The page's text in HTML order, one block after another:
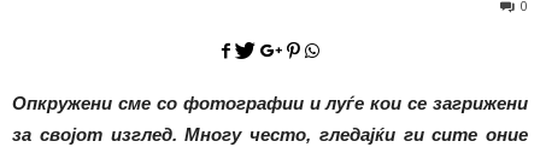
0
Опкружени сме со фотографии и луѓе кои се загрижени
за својот изглед. Многу често, гледајќи ги сите оние